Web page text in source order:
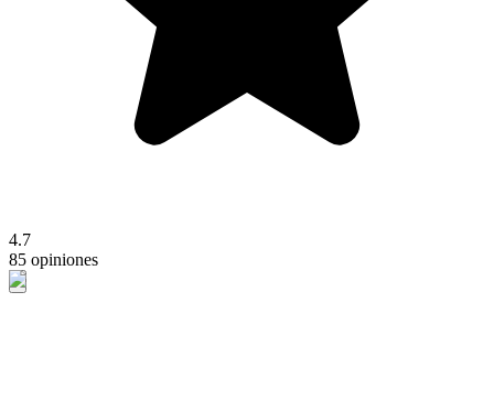
4.7
85 opiniones